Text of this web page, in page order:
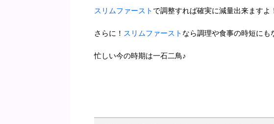
スリムファースト で調整すれば確実に減量出来ますよ
さらに！ スリムファースト なら調理や食事の時短にも
忙しい今の時期は一石二鳥♪